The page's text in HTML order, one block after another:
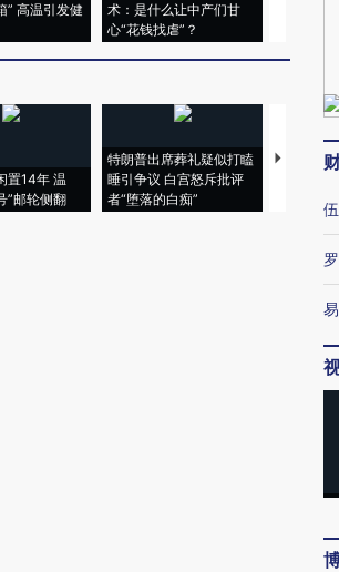
” 高温引发健
术：是什么让中产们甘
心“花钱找虐”？
置14年 温
”邮轮侧翻
特朗普出席葬礼疑似打瞌
睡引争议 白宫怒斥批评
者“堕落的白痴”
视线｜全